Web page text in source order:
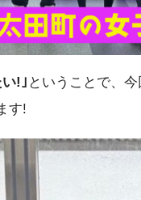
!｣ ということで、
す!